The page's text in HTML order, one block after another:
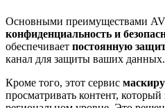
Основными преимуществами
конфиденциальность и
обеспечивает постоянную
канал для защиты ваших данных.
Кроме того, этот сервис
просматривать контент, который